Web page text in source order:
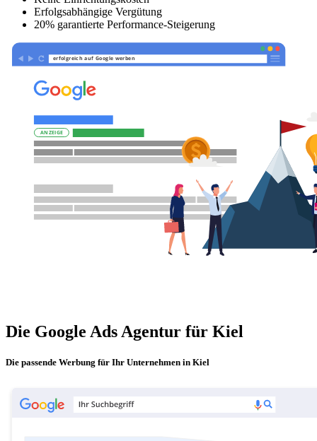
Erfolgsabhängige Vergütung
20% garantierte Performance-Steigerung
Die Google Ads Agentur für Kiel
Die passende Werbung für Ihr Unternehmen in Kiel